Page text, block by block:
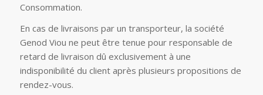
Consommation.
En cas de livraisons par un transporteur, la société
Genod Viou ne peut être tenue pour responsable de
retard de livraison dû exclusivement à une
indisponibilité du client après plusieurs propositions de
rendez-vous.